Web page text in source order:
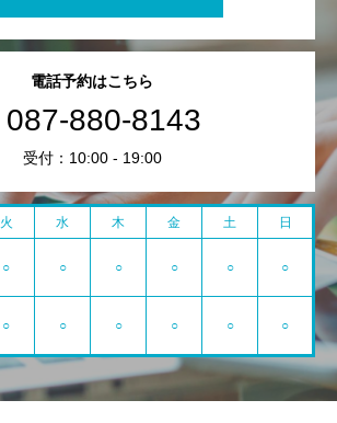
電話予約はこちら
087-880-8143
受付：10:00 - 19:00
火 水 木 金 土 日
○ ○ ○ ○ ○ ○
○ ○ ○ ○ ○ ○